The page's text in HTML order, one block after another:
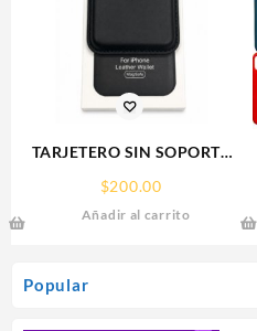
Popular
TARJETERO SIN SOPORTE
MAGSAFE FOR IPHONE
LEATHER WALLET MAGSAFE
$200.00
Añadir al carrito